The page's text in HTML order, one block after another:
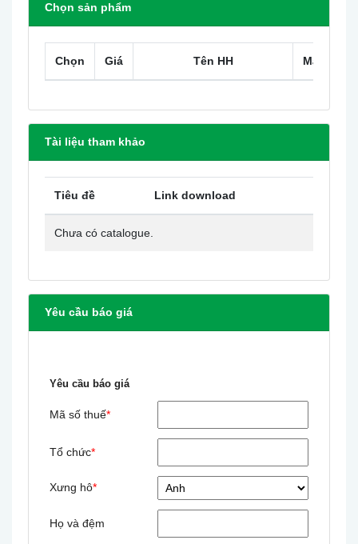
Low pressure laboratory and test applications
Chọn sản phẩm
Chọn Giá Tên HH Mã HH
Tài liệu tham khảo
Tiêu đề Link download
Chưa có catalogue.
Yêu cầu báo giá
Yêu cầu báo giá
Mã số thuế*
Tổ chức*
Xưng hô*
Họ và đệm